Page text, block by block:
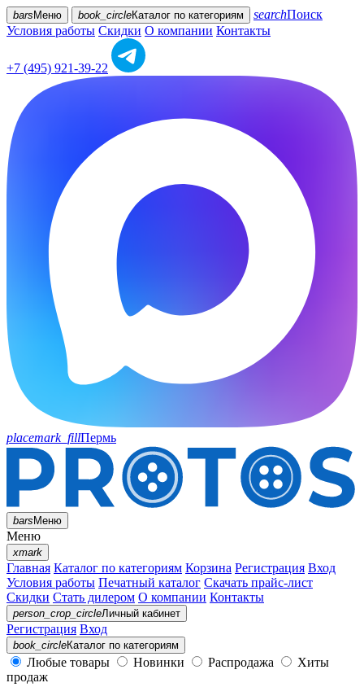
bars Меню book_circleКаталог по категориям searchПоиск
Условия работы Скидки О компании Контакты
+7 (495) 921-39-22
placemark_fillПермь
barsМеню
Меню
xmark
Главная Каталог по категориям Корзина Регистрация Вход
Условия работы Печатный каталог Скачать прайс-лист
Скидки Стать дилером О компании Контакты
person_crop_circleЛичный кабинет
Регистрация Вход
book_circleКаталог по категориям
Любые товары Новинки Распродажа
Хиты
продаж